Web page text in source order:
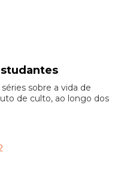
sobre a vida de
de culto, ao longo dos